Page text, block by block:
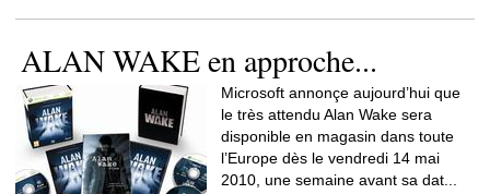
ALAN WAKE en approche...
Microsoft annonçe aujourd’hui que
le très attendu Alan Wake sera
disponible en magasin dans toute
l’Europe dès le vendredi 14 mai
2010, une semaine avant sa dat...